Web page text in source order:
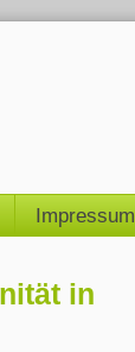
Impressum
in